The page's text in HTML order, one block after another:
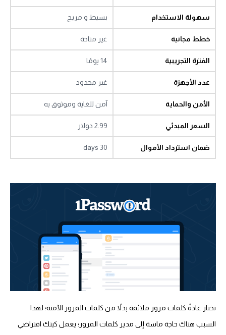
سهولة الاستخدام بسيط و مريح
خطط مجانية غير متاحة
الفترة التجريبية 14 يومًا
عدد الأجهزة غير محدود
الأمن والحماية آمن للغاية وموثوق به
السعر المبدئي 2.99 دولار
ضمان استرداد الأموال 30 days
نختار عادةً كلمات مرور ملائمة بدلاً من كلمات المرور الآمنة؛ لهذا
السبب هناك حاجة ماسة إلى مدير كلمات المرور؛ يعمل كبنك افتراضي